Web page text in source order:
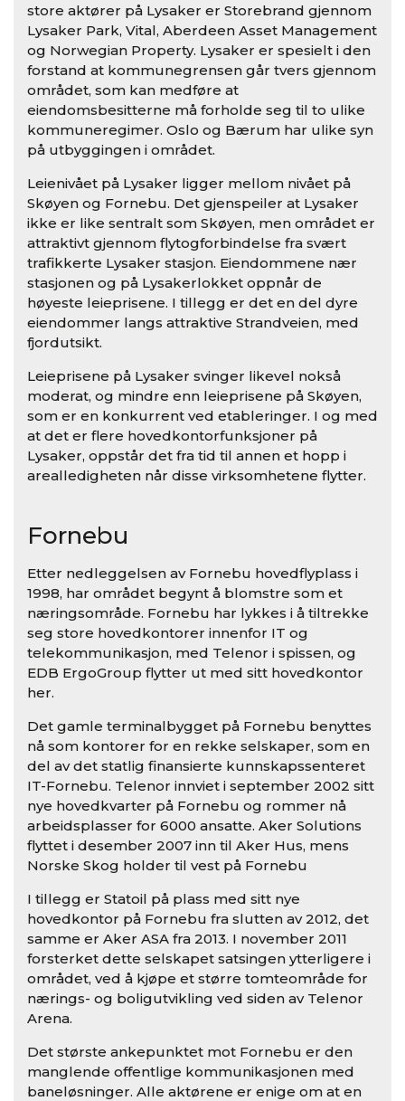
store aktører på Lysaker er Storebrand gjennom
Lysaker Park, Vital, Aberdeen Asset Management
og Norwegian Property. Lysaker er spesielt i den
forstand at kommunegrensen går tvers gjennom
området, som kan medføre at
eiendomsbesitterne må forholde seg til to ulike
kommuneregimer. Oslo og Bærum har ulike syn
på utbyggingen i området.
Leienivået på Lysaker ligger mellom nivået på
Skøyen og Fornebu. Det gjenspeiler at Lysaker
ikke er like sentralt som Skøyen, men området er
attraktivt gjennom flytogforbindelse fra svært
trafikkerte Lysaker stasjon. Eiendommene nær
stasjonen og på Lysakerlokket oppnår de
høyeste leieprisene. I tillegg er det en del dyre
eiendommer langs attraktive Strandveien, med
fjordutsikt.
Leieprisene på Lysaker svinger likevel nokså
moderat, og mindre enn leieprisene på Skøyen,
som er en konkurrent ved etableringer. I og med
at det er flere hovedkontorfunksjoner på
Lysaker, oppstår det fra tid til annen et hopp i
arealledigheten når disse virksomhetene flytter.
Fornebu
Etter nedleggelsen av Fornebu hovedflyplass i
1998, har området begynt å blomstre som et
næringsområde. Fornebu har lykkes i å tiltrekke
seg store hovedkontorer innenfor IT og
telekommunikasjon, med Telenor i spissen, og
EDB ErgoGroup flytter ut med sitt hovedkontor
her.
Det gamle terminalbygget på Fornebu benyttes
nå som kontorer for en rekke selskaper, som en
del av det statlig finansierte kunnskapssenteret
IT-Fornebu. Telenor innviet i september 2002 sitt
nye hovedkvarter på Fornebu og rommer nå
arbeidsplasser for 6000 ansatte. Aker Solutions
flyttet i desember 2007 inn til Aker Hus, mens
Norske Skog holder til vest på Fornebu
I tillegg er Statoil på plass med sitt nye
hovedkontor på Fornebu fra slutten av 2012, det
samme er Aker ASA fra 2013. I november 2011
forsterket dette selskapet satsingen ytterligere i
området, ved å kjøpe et større tomteområde for
nærings- og boligutvikling ved siden av Telenor
Arena.
Det største ankepunktet mot Fornebu er den
manglende offentlige kommunikasjonen med
baneløsninger. Alle aktørene er enige om at en